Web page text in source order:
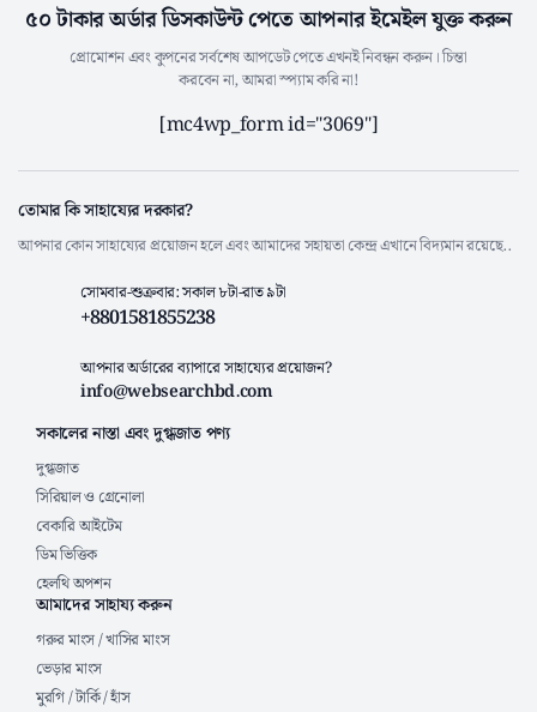
৫০ টাকার অর্ডার ডিসকাউন্ট পেতে আপনার ইমেইল যুক্ত করুন
প্রোমোশন এবং কুপনের সর্বশেষ আপডেট পেতে এখনই নিবন্ধন করুন। চিন্তা
করবেন না, আমরা স্প্যাম করি না!
[mc4wp_form id="3069"]
তোমার কি সাহায্যের দরকার?
আপনার কোন সাহায্যের প্রয়োজন হলে এবং আমাদের সহায়তা কেন্দ্র এখানে বিদ্যমান রয়েছে..
সোমবার-শুক্রবার: সকাল ৮টা-রাত ৯টা
+8801581855238
আপনার অর্ডারের ব্যাপারে সাহায্যের প্রয়োজন?
info@websearchbd.com
সকালের নাস্তা এবং দুগ্ধজাত পণ্য
দুগ্ধজাত
সিরিয়াল ও গ্রেনোলা
বেকারি আইটেম
ডিম ভিত্তিক
হেলথি অপশন
আমাদের সাহায্য করুন
গরুর মাংস / খাসির মাংস
ভেড়ার মাংস
মুরগি / টার্কি / হাঁস